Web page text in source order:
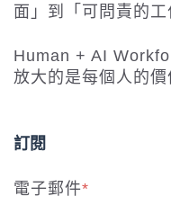
面」到「可問責的工
Human + AI
放大的是每個人的價
訂閱
電子郵件*